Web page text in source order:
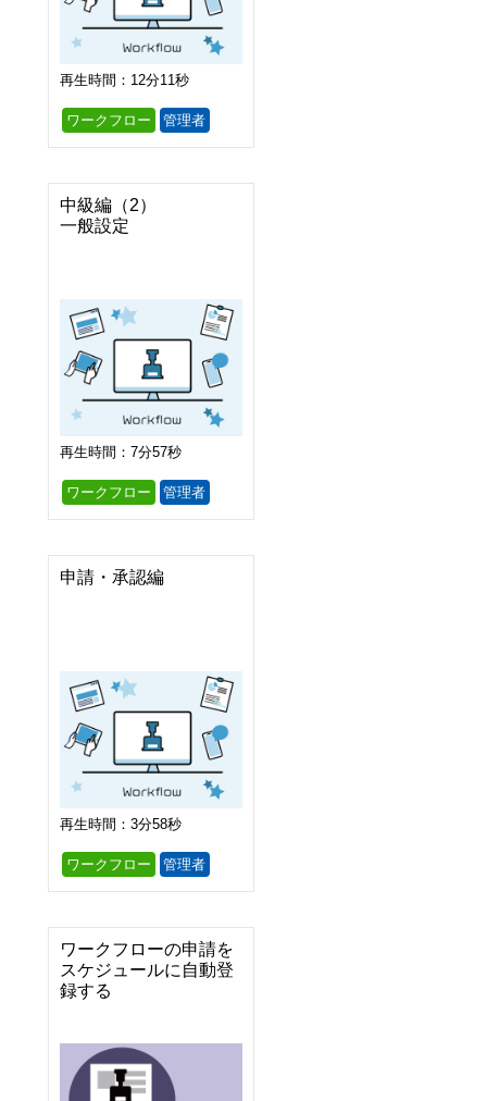
再生時間：12分11秒
ワークフロー 管理者
中級編（2）
一般設定
再生時間：7分57秒
ワークフロー 管理者
申請・承認編
再生時間：3分58秒
ワークフロー 管理者
ワークフローの申請を
スケジュールに自動登
録する